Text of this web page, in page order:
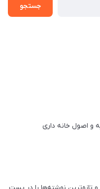
جستجو
و اصول خانه داری